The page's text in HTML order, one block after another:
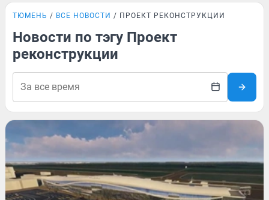
ТЮМЕНЬ ВСЕ НОВОСТИ ПРОЕКТ РЕКОНСТРУКЦИИ
Новости по тэгу Проект
реконструкции